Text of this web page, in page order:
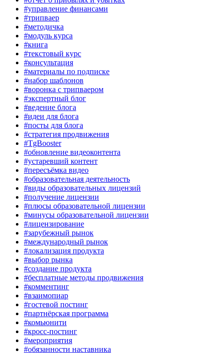
#управление финансами
#трипваер
#методичка
#модуль курса
#книга
#текстовый курс
#консультация
#материалы по подписке
#набор шаблонов
#воронка с трипваером
#экспертный блог
#ведение блога
#идеи для блога
#посты для блога
#стратегия продвижения
#TgBooster
#обновление видеоконтента
#устаревший контент
#пересъёмка видео
#образовательная деятельность
#виды образовательных лицензий
#получение лицензии
#плюсы образовательной лицензии
#минусы образовательной лицензии
#лицензирование
#зарубежный рынок
#международный рынок
#локализация продукта
#выбор рынка
#создание продукта
#бесплатные методы продвижения
#комментинг
#взаимопиар
#гостевой постинг
#партнёрская программа
#комьюнити
#кросс-постинг
#мероприятия
#обязанности наставника